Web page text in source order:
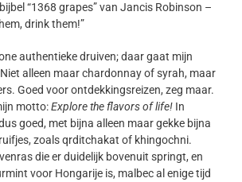
“1368 grapes” van Jancis Robinson –
drink them!”
authentieke druiven; daar gaat mijn
alleen maar chardonnay of syrah, maar
Goed voor ontdekkingsreizen, zeg maar.
motto:Explore the flavors of life! In
goed, met bijna alleen maar gekke bijna
zoals qrditchakat of khingochni.
die er duidelijk bovenuit springt, en
voor Hongarije is, malbec al enige tijd